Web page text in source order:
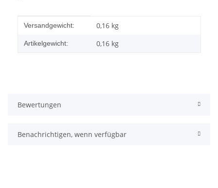
Produkteigenschaft
Wert
Versandgewicht: 0,16 kg
Artikelgewicht: 0,16 kg
Bewertungen
Benachrichtigen, wenn verfügbar